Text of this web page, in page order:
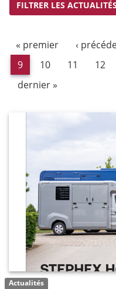
FILTRER LES ACTUALITÉS
« premier ‹
9
10 11 12
dernier »
Actualités